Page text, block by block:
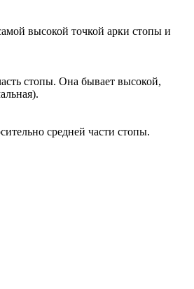
высокой точкой арки стопы и
стопы. Она бывает высокой,
средней части стопы.